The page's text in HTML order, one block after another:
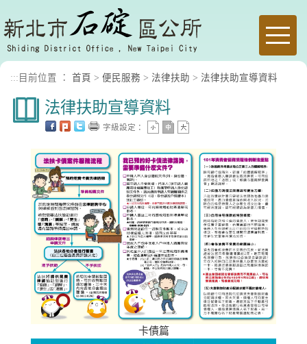
Toggle
::: 目前位置 ： 首頁 > 便民服務 > 法律扶助 > 法律扶助宣導資料
法律扶助宣導資料
字級設定：
卡債篇